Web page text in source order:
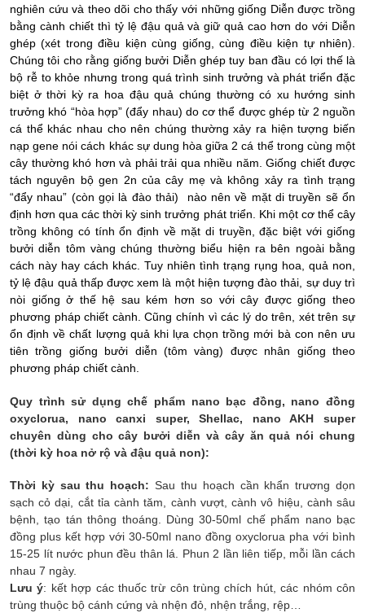
nghiên cứu và theo dõi cho thấy với những giống Diễn được trồng
bằng cành chiết thì tỷ lệ đậu quả và giữ quả cao hơn do với Diễn
ghép (xét trong điều kiện cùng giống, cùng điều kiện tự nhiên).
Chúng tôi cho rằng giống bưởi Diễn ghép tuy ban đầu có lợi thế là
bộ rễ to khỏe nhưng trong quá trình sinh trưởng và phát triển đặc
biệt ở thời kỳ ra hoa đậu quả chúng thường có xu hướng sinh
trưởng khó “hòa hợp” (đẩy nhau) do cơ thể được ghép từ 2 nguồn
cá thể khác nhau cho nên chúng thường xảy ra hiện tượng biến
nạp gene nói cách khác sự dung hòa giữa 2 cá thể trong cùng một
cây thường khó hơn và phải trải qua nhiều năm. Giống chiết được
tách nguyên bộ gen 2n của cây mẹ và không xảy ra tình trạng
“đẩy nhau” (còn gọi là đào thải)
nào nên về mặt di truyền sẽ ổn
định hơn qua các thời kỳ sinh trưởng phát triển.
Khi một cơ thể cây
trồng không có tính ổn định về mặt di truyền, đặc biệt với giống
bưởi diễn tôm vàng chúng thường biểu hiện ra bên ngoài bằng
cách này hay cách khác. Tuy nhiên tình trạng rụng hoa, quả non,
tỷ lệ đậu quả thấp được xem là một hiện tượng đào thải, sự duy trì
nòi giống ở thế hệ sau kém hơn so với cây được giống theo
phương pháp chiết cành. Cũng chính vì các lý do trên, xét trên sự
ổn định về chất lượng quả khi lựa chọn trồng mới bà con nên ưu
tiên trồng giống bưởi diễn (tôm vàng) được nhân giống theo
phương pháp chiết cành.
Quy trình sử dụng chế phẩm nano bạc đồng, nano đồng
oxyclorua, nano canxi super, Shellac, nano AKH super
chuyên dùng cho cây bưởi diễn và cây ăn quả nói chung
(thời kỳ hoa nở rộ và đậu quả non):
Thời kỳ sau thu hoạch:Sau thu hoạch cần khẩn trương dọn
sạch cỏ dại, cắt tỉa cành tăm, cành vượt, cành vô hiệu, cành sâu
bệnh, tạo tán thông thoáng. Dùng 30-50ml chế phẩm nano bạc
đồng plus kết hợp với 30-50ml nano đồng oxyclorua pha với bình
15-25 lít nước phun đều thân lá. Phun 2 lần liên tiếp, mỗi lần cách
nhau 7 ngày.
Lưu ý: kết hợp các thuốc trừ côn trùng chích hút, các nhóm côn
trùng thuộc bộ cánh cứng và nhện đỏ, nhện trắng, rệp…